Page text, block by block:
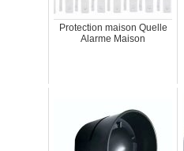
Protection maison Quelle
Alarme Maison